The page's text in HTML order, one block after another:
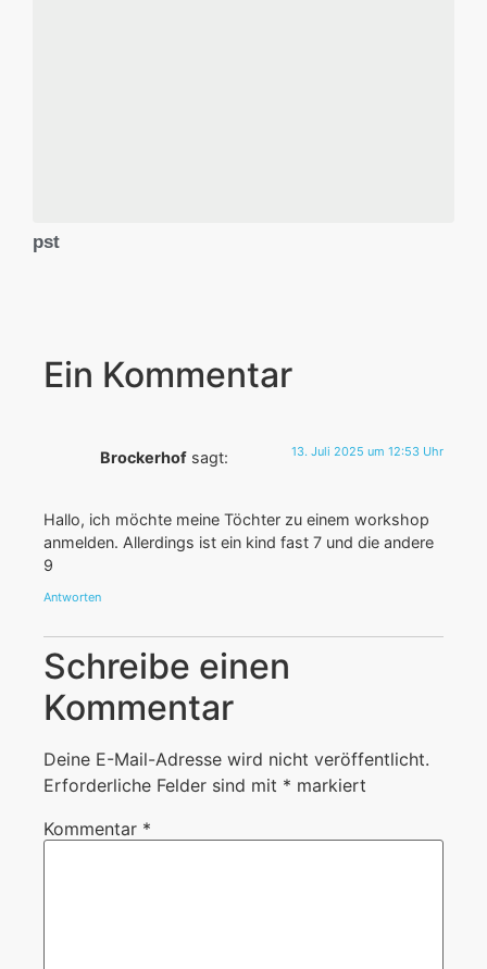
pst
Ein Kommentar
Brockerhof sagt: 13. Juli 2025 um 12:53 Uhr
Hallo, ich möchte meine Töchter zu einem workshop
anmelden. Allerdings ist ein kind fast 7 und die andere
9
Antworten
Schreibe einen
Kommentar
Deine E-Mail-Adresse wird nicht veröffentlicht.
Erforderliche Felder sind mit * markiert
Kommentar *